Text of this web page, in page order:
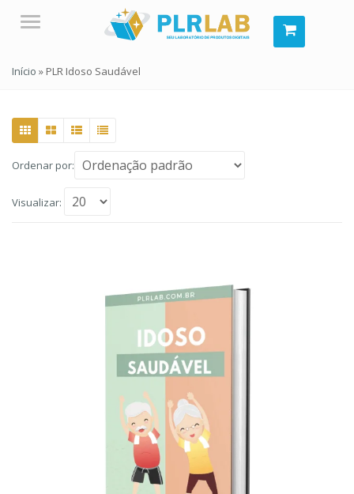
Menu
Início » PLR Idoso Saudável
Ordenar por:
Visualizar: